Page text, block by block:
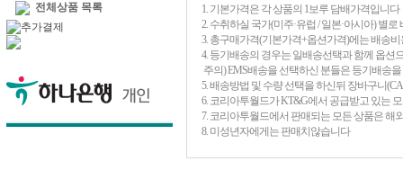
전체상품 목록
1. 기본가격은 각 상품의 1보루 담배가격입니다
2. 수취하실 국가(미주·유럽 / 일본·아시아) 별
3. 총구매가격(기본가격+옵션가격)에는 배송
4. 등기배송의 경우는 일배송선택과 함께 옵션
주의) EMS배송을 선택하신 분들은 등기배송
5. 배송방법 및 수량 선택을 하신뒤 장바구니
6. 코리아투월드가 KT&G에서 공급받고 있는
7. 코리아투월드에서 판매되는 모든 상품은 해
8. 미성년자에게는 판매치않습니다